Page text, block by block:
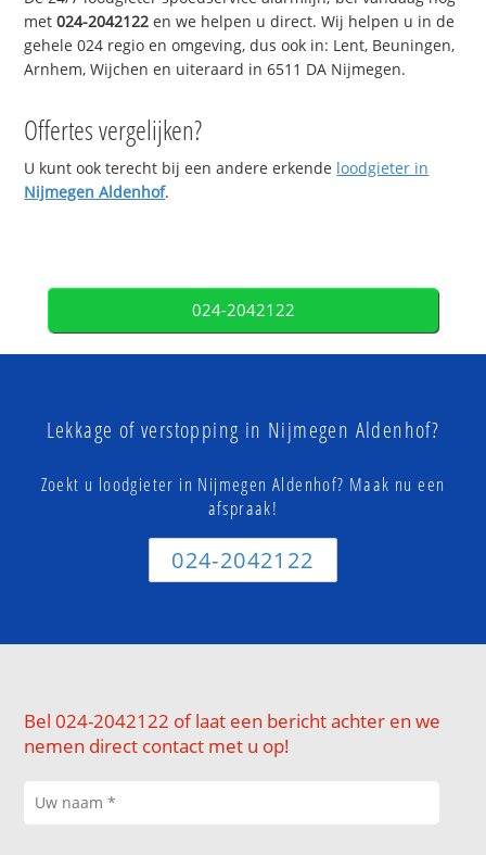
met024-2042122 en we helpen u direct. Wij helpen u in de
gehele 024 regio en omgeving, dus ook in: Lent, Beuningen,
Arnhem, Wijchen en uiteraard in 6511 DA Nijmegen.
Offertes vergelijken?
U kunt ook terecht bij een andere erkende loodgieter in
Nijmegen Aldenhof.
024-2042122
Lekkage of verstopping in Nijmegen Aldenhof?
Zoekt u loodgieter in Nijmegen Aldenhof? Maak nu een
afspraak!
024-2042122
Bel 024-2042122 of laat een bericht achter en we
nemen direct contact met u op!